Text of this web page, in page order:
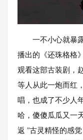
一不小心就暴
播出的《还珠格格
观看这部古装剧，
等人从此一炮而红
唱，也成了不少人
哈，傻傻瓜瓜又一
返 ”古灵精怪的感